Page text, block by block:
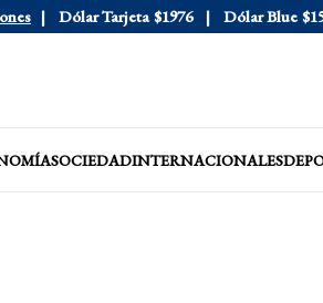
Dólar Tarjeta $1976 Dólar Blue
SOCIEDADINTERNACIONALES